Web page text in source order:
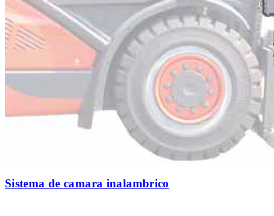
Sistema de camara inalambrico